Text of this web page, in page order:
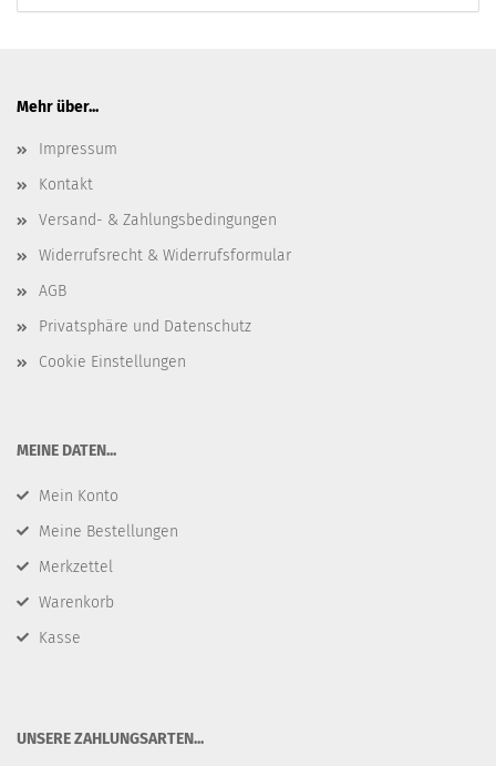
Mehr über...
Impressum
Kontakt
Versand- & Zahlungsbedingungen
Widerrufsrecht & Widerrufsformular
AGB
Privatsphäre und Datenschutz
Cookie Einstellungen
​MEINE DATEN...
Mein Konto
Meine Bestellungen
Merkzettel
Warenkorb
Kasse
​UNSERE ZAHLUNGSARTEN...